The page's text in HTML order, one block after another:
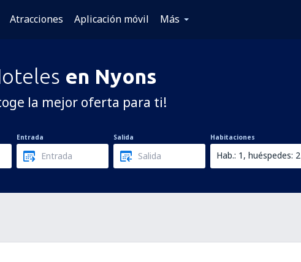
Atracciones Aplicación móvil Más
en Nyons
la mejor oferta para ti!
Entrada Salida Habitaciones
Hab.: 1, huéspedes: 2